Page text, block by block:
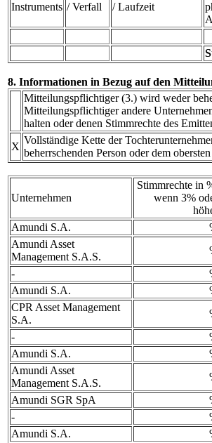
Instruments / Verfall
/ Laufzeit
8. Informationen in Bezug auf den
Mitteilungspflichtiger (3.) wird weder
Mitteilungspflichtiger andere
halten oder denen Stimmrechte des
X
Vollständige Kette der
beherrschenden Person oder dem
Unternehmen
Stimmrechte in
wenn 3%
Amundi S.A.
Amundi Asset
Management S.A.S.
-
Amundi S.A.
CPR Asset Management
S.A.
-
Amundi S.A.
Amundi Asset
Management S.A.S.
Amundi SGR SpA
-
Amundi S.A.